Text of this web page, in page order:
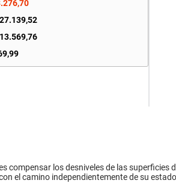
.276,70
27.139,52
13.569,76
,99
compensar los desniveles de las
el camino independientemente de su